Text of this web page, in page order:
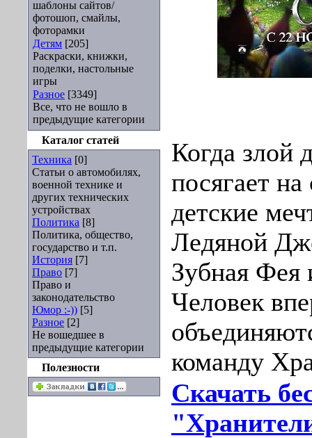
шаблоны сайтов/
фотошоп, смайлы,
фоторамки
Детям [205]
Раскраски, книжки,
поделки, настольные
игры
Разное [3349]
Все, что не вошло в
предыдущие категории
Каталог статей
Техника [0]
Статьи о автомобилях,
военной технике и
других технических
устройствах
Политика [8]
Политика, общество,
государство и т.п.
История [7]
Право [7]
Право и
законодательство
Юмор :-)) [5]
Разное [2]
Не вошедшее в
предыдущие категории
Полезности
Когда злой
посягает
детские
Ледяной
Зубная
Человек
команду
Скачать